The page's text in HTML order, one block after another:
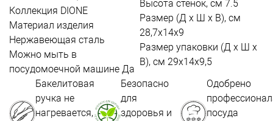
Коллекция DIONE
Материал изделия
Нержавеющая сталь
Можно мыть в
посудомоечной машине Да
Высота стенок, см 7.5
Размер (Д х Ш х В), см
28,7х14х9
Размер упаковки (Д х Ш х
В), см 29х14х9,5
Бакелитовая
ручка не
нагревается,
Безопасно
для
здоровья и
Одобрено
посуда